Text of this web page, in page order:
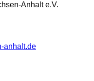
Anhalt e.V.
anhalt.de